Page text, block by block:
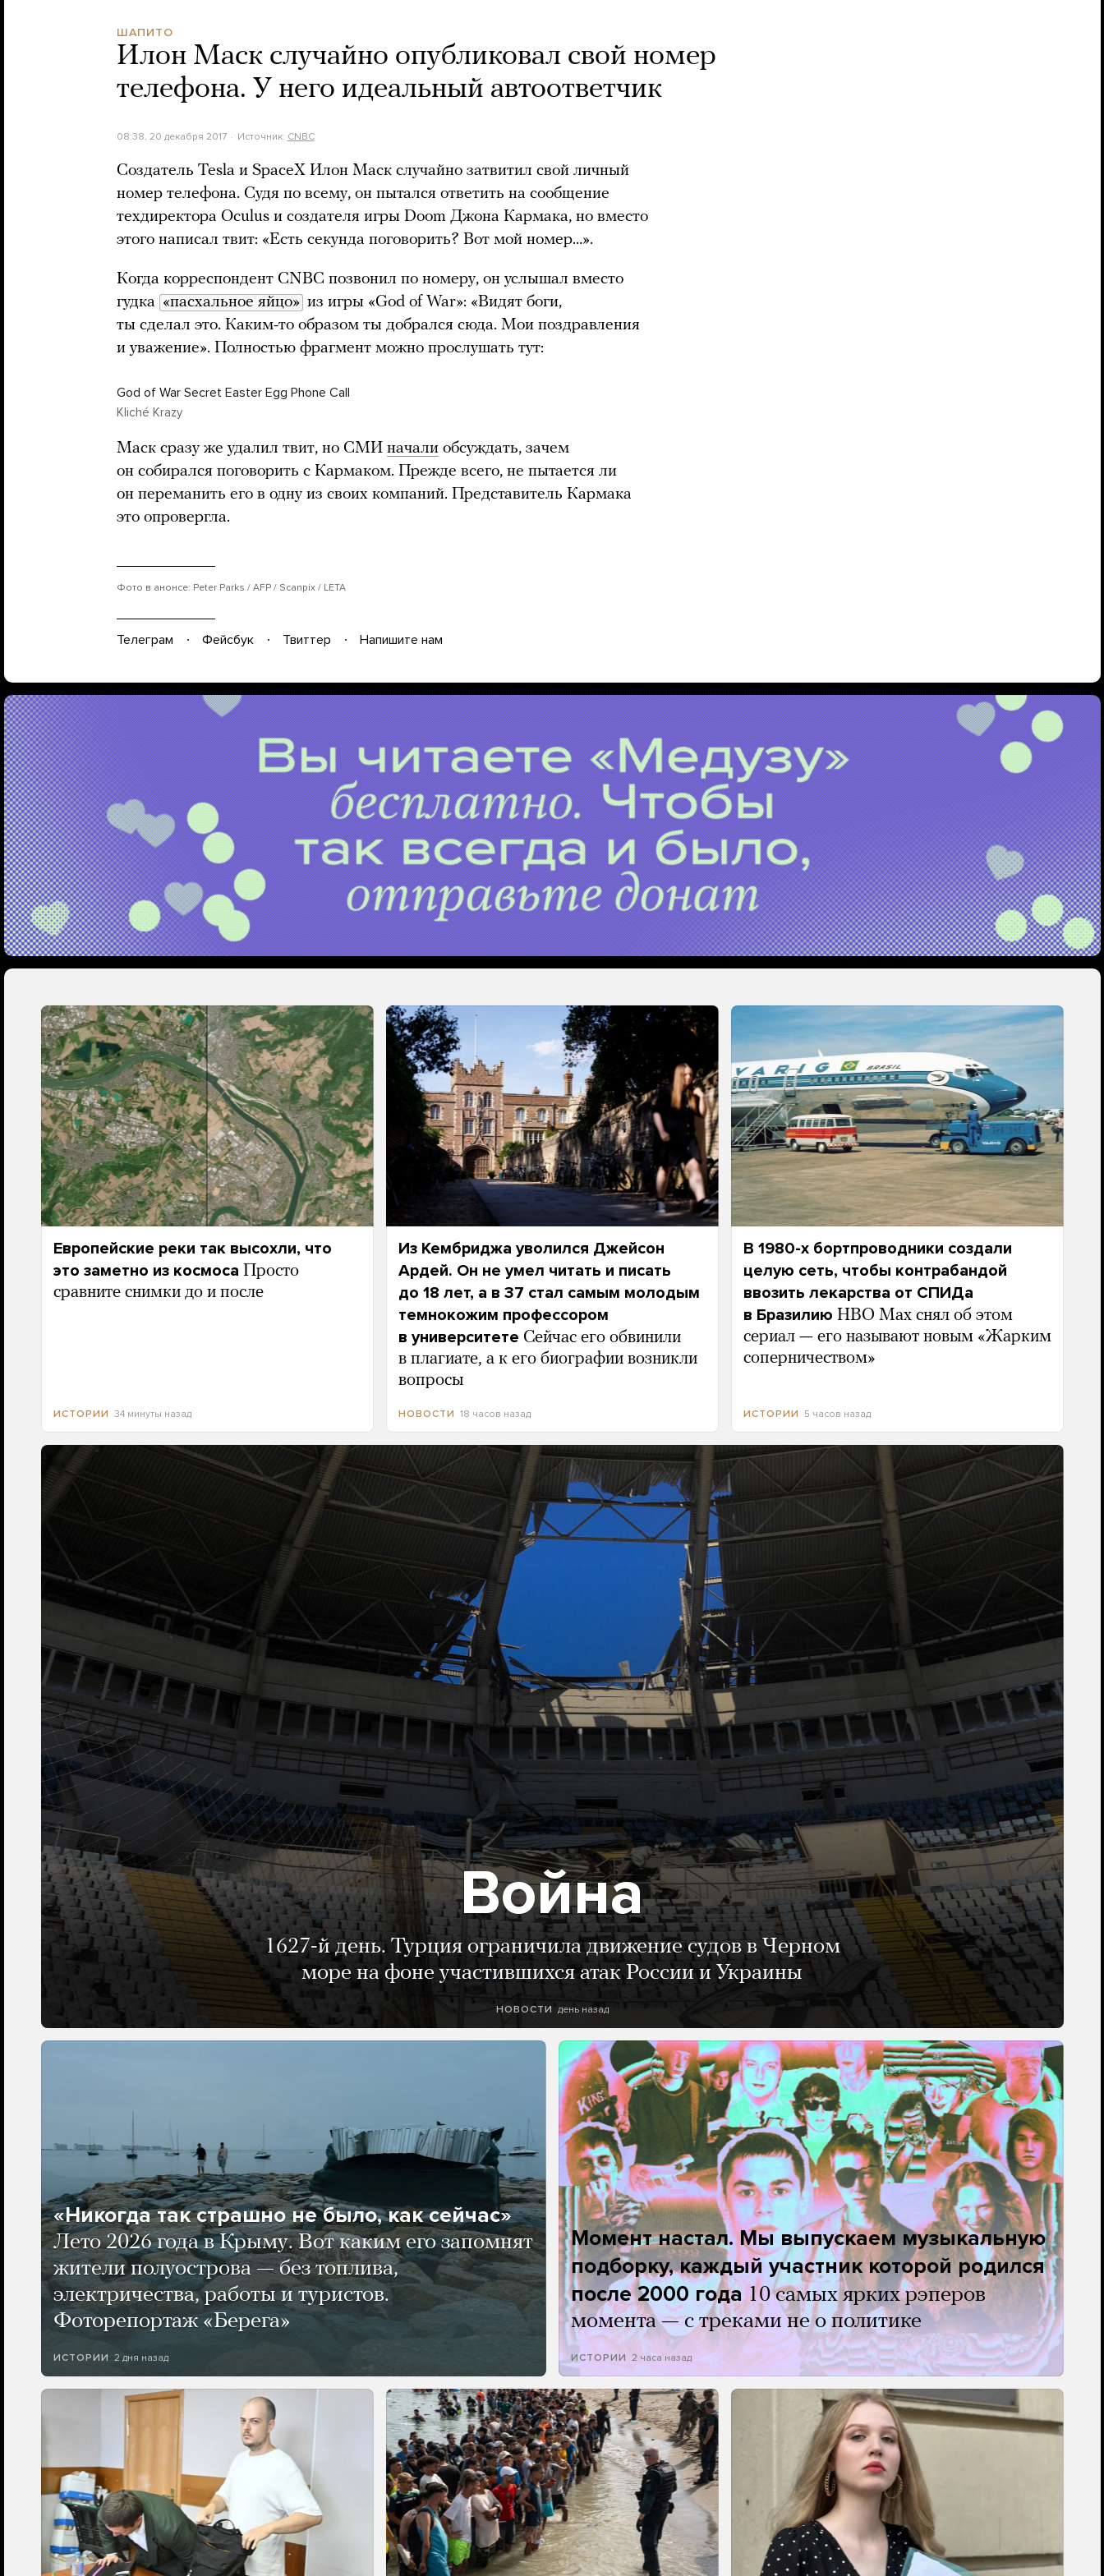
ШАПИТО
Илон Маск случайно опубликовал свой номер
телефона. У него идеальный автоответчик
08:38, 20 декабря 2017 Источник: CNBC
Создатель Tesla и SpaceX Илон Маск случайно затвитил свой личный
номер телефона. Судя по всему, он пытался ответить на сообщение
техдиректора Oculus и создателя игры Doom Джона Кармака, но вместо
этого написал твит: «Есть секунда поговорить? Вот мой номер…».
Когда корреспондент CNBC позвонил по номеру, он услышал вместо
гудка «пасхальное яйцо» из игры «God of War»: «Видят боги,
ты сделал это. Каким-то образом ты добрался сюда. Мои поздравления
и уважение». Полностью фрагмент можно прослушать тут:
God of War Secret Easter Egg Phone Call
Kliché Krazy
Маск сразу же удалил твит, но СМИ начали обсуждать, зачем
он собирался поговорить с Кармаком. Прежде всего, не пытается ли
он переманить его в одну из своих компаний. Представитель Кармака
это опровергла.
Фото в анонсе: Peter Parks / AFP / Scanpix / LETA
Телеграм Фейсбук Твиттер Напишите нам
Европейские реки так высохли, что
это заметно из космоса Просто
сравните снимки до и после
ИСТОРИИ 34 минуты назад
Из Кембриджа уволился Джейсон
Ардей. Он не умел читать и писать
до 18 лет, а в 37 стал самым молодым
темнокожим профессором
в университете Сейчас его обвинили
в плагиате, а к его биографии возникли
вопросы
НОВОСТИ 18 часов назад
В 1980-х бортпроводники создали
целую сеть, чтобы контрабандой
ввозить лекарства от СПИДа
в Бразилию HBO Max снял об этом
сериал — его называют новым «Жарким
соперничеством»
ИСТОРИИ 5 часов назад
Война
1627-й день. Турция ограничила движение судов в Черном
море на фоне участившихся атак России и Украины
НОВОСТИ день назад
«Никогда так страшно не было, как сейчас»
Лето 2026 года в Крыму. Вот каким его запомнят
жители полуострова — без топлива,
электричества, работы и туристов.
Фоторепортаж «Берега»
ИСТОРИИ 2 дня назад
Момент настал. Мы выпускаем музыкальную
подборку, каждый участник которой родился
после 2000 года 10 самых ярких рэперов
момента — с треками не о политике
ИСТОРИИ 2 часа назад